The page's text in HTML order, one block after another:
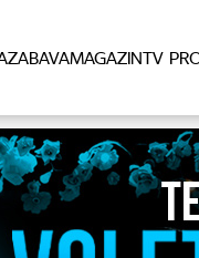
ZABAVAMAGAZINTV